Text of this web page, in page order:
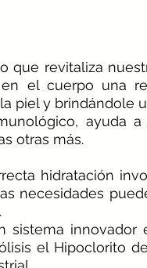
que revitaliza
en el cuerpo una
piel y brindándole
ayuda
otras más.
necesidades
sistema
el Hipoclorito